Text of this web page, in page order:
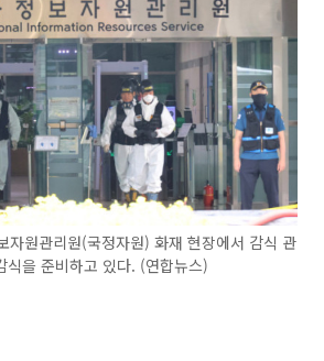
원관리원(국정자원) 화재 현장에서 감식 관
식을 준비하고 있다. (연합뉴스)